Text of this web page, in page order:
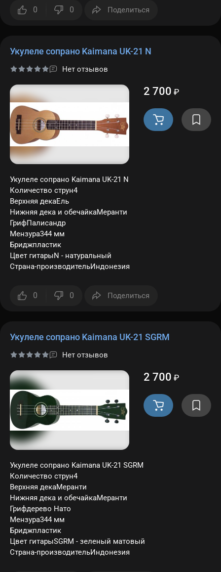
0 0 Поделиться
Укулеле сопрано Kaimana UK-21 N
Нет отзывов
2 700 ₽
Укулеле сопрано Kaimana UK-21 N
Количество струн4
Верхняя декаЕль
Нижняя дека и обечайкаМеранти
ГрифПалисандр
Мензура344 мм
Бриджпластик
Цвет гитарыN - натуральный
Страна-производительИндонезия
0 0 Поделиться
Укулеле сопрано Kaimana UK-21 SGRM
Нет отзывов
2 700 ₽
Укулеле сопрано Kaimana UK-21 SGRM
Количество струн4
Верхняя декаМеранти
Нижняя дека и обечайкаМеранти
Грифдерево Нато
Мензура344 мм
Бриджпластик
Цвет гитарыSGRM - зеленый матовый
Страна-производительИндонезия